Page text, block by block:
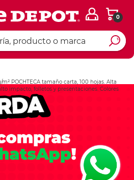
0
POCHTECA tamaño carta, 100 hojas. Alta
impacto, folletos y presentaciones. Colores
Ingresar Codigo